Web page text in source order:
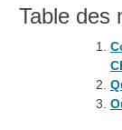
Table des